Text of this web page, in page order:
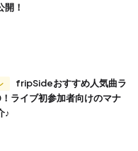
開！
ライブ初参加者向けのマナ
♪